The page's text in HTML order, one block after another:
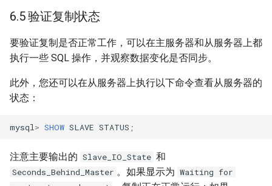
6.5 验证复制状态
要验证复制是否正常工作，可以在主服务器和从服务器上都
执行一些 SQL 操作，并观察数据变化是否同步。
此外，您还可以在从服务器上执行以下命令查看从服务器的
状态：
mysql > SHOW SLAVE STATUS ;
注意主要输出的 Slave_IO_State 和
Seconds_Behind_Master 。如果显示为 Waiting for